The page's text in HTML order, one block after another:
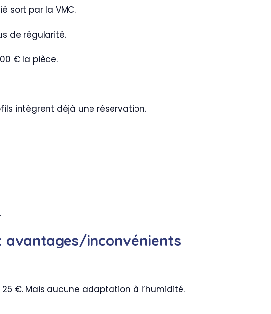
sort par la VMC.
de régularité.
€ la pièce.
intègrent déjà une réservation.
avantages/inconvénients
€. Mais aucune adaptation à l’humidité.